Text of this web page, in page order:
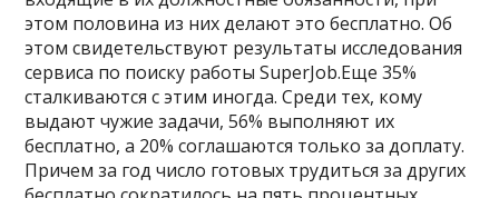
этом половина из них делают это бесплатно. Об
этом свидетельствуют результаты исследования
сервиса по поиску работы SuperJob.Еще 35%
сталкиваются с этим иногда. Среди тех, кому
выдают чужие задачи, 56% выполняют их
бесплатно, а 20% соглашаются только за доплату.
Причем за год число готовых трудиться за других